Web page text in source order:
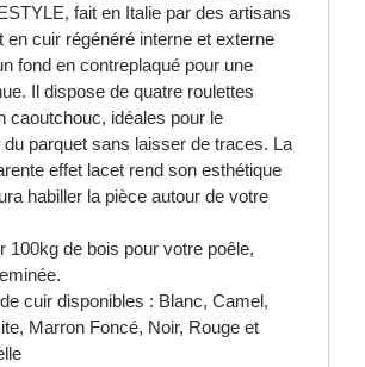
fait en Italie par des artisans
en cuir régénéré interne et externe
fond en contreplaqué pour une
Il dispose de quatre roulettes
caoutchouc, idéales pour le
parquet sans laisser de traces. La
effet lacet rend son esthétique
habiller la pièce autour de votre
100kg de bois pour votre poêle,
cuir disponibles : Blanc, Camel,
Marron Foncé, Noir, Rouge et